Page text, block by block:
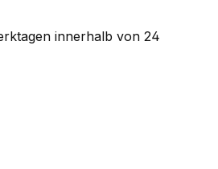
innerhalb von 24